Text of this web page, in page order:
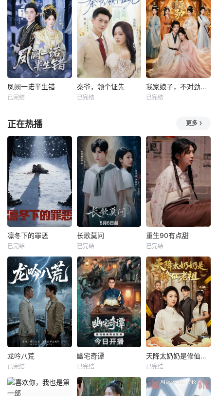
凤阙一诺半生错
已完结
秦爷，领个证先
已完结
我家娘子，不对劲第四季
已完结
正在热播 更多
凛冬下的罪恶
已完结
长歌莫问
已完结
重生90有点甜
已完结
龙吟八荒
已完结
幽宅奇谭
已完结
天降太奶奶是修仙老祖
已完结